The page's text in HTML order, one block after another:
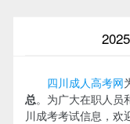
四川成人高考网
总。为广大在职人员
川成考考试信息，欢